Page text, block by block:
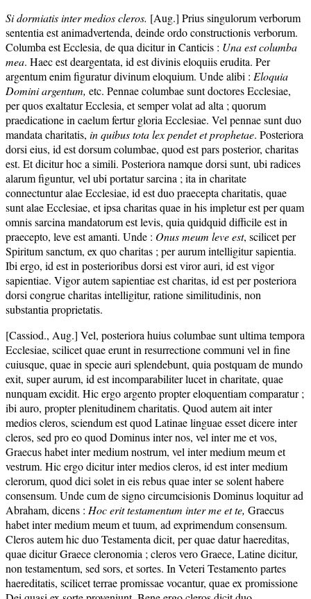
Si dormiatis inter medios cleros. [Aug.] Prius singulorum verborum
sententia est animadvertenda, deinde ordo constructionis verborum.
Columba est Ecclesia, de qua dicitur in Canticis : Una est columba
mea. Haec est deargentata, id est divinis eloquiis erudita. Per
argentum enim figuratur divinum eloquium. Unde alibi : Eloquia
Domini argentum, etc. Pennae columbae sunt doctores Ecclesiae,
per quos exaltatur Ecclesia, et semper volat ad alta ; quorum
praedicatione in caelum fertur gloria Ecclesiae. Vel pennae sunt duo
mandata charitatis, in quibus tota lex pendet et prophetae. Posteriora
dorsi eius, id est dorsum columbae, quod est pars posterior, charitas
est. Et dicitur hoc a simili. Posteriora namque dorsi sunt, ubi radices
alarum figuntur, vel ubi portatur sarcina ; ita in charitate
connectuntur alae Ecclesiae, id est duo praecepta charitatis, quae
sunt alae Ecclesiae, et ipsa charitas quae in his impletur est per quam
omnis sarcina mandatorum est levis, quia quidquid difficile est in
praecepto, leve est amanti. Unde : Onus meum leve est, scilicet per
Spiritum sanctum, ex quo charitas ; per aurum intelligitur sapientia.
Ibi ergo, id est in posterioribus dorsi est viror auri, id est vigor
sapientiae. Vigor autem sapientiae est charitas, id est per posteriora
dorsi congrue charitas intelligitur, ratione similitudinis, non
substantia proprietatis.
[Cassiod., Aug.] Vel, posteriora huius columbae sunt ultima tempora
Ecclesiae, scilicet quae erunt in resurrectione communi vel in fine
cuiusque, quae in specie auri splendebunt, quia postquam de mundo
exit, super aurum, id est incomparabiliter lucet in charitate, quae
nunquam excidit. Hic ergo argento propter eloquentiam comparatur ;
ibi auro, propter plenitudinem charitatis. Quod autem ait inter
medios cleros, sciendum est quod Latinae linguae esset dicere inter
cleros, sed pro eo quod Dominus inter nos, vel inter me et vos,
Graecus habet inter medium nostrum, vel inter medium meum et
vestrum. Hic ergo dicitur inter medios cleros, id est inter medium
clerorum, quod dici solet in eis rebus quae inter se solent habere
consensum. Unde cum de signo circumcisionis Dominus loquitur ad
Abraham, dicens : Hoc erit testamentum inter me et te, Graecus
habet inter medium meum et tuum, ad exprimendum consensum.
Cleros autem hic duo Testamenta dicit, per quae datur haereditas,
quae dicitur Graece cleronomia ; cleros vero Graece, Latine dicitur,
non testamentum, sed sors, et sortes. In Veteri Testamento partes
haereditatis, scilicet terrae promissae vocantur, quae ex promissione